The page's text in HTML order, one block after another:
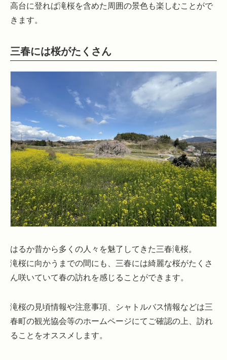
高台に登れば滝桜を含めた周囲の景色も楽しむことがで
きます。
三春には桜がたくさん
はるか昔から多くの人々を魅了してきた三春滝桜。
滝桜に向かうまでの間にも、三春には綺麗な桜がたくさ
ん咲いていて春の訪れを感じることができます。
滝桜の見頃情報や注意事項、シャトルバス情報などは三
春町の観光協会等のホームページにてご確認の上、訪れ
ることをオススメします。